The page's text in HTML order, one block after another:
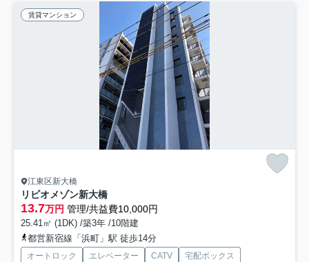
賃貸マンション
江東区新大橋
リビオメゾン新大橋
13.7万円 管理/共益費10,000円
25.41㎡ (1DK) /築3年 /10階建
都営新宿線「浜町」駅 徒歩14分
オートロック エレベーター CATV
宅配ボックス